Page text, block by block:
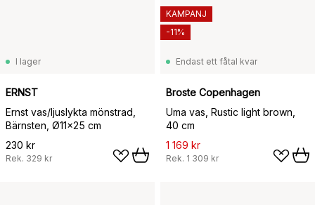
I lager
ERNST
Ernst vas/ljuslykta mönstrad,
Bärnsten, Ø11x25 cm
230 kr
Rek. 329 kr
Endast ett fåtal kvar
Broste Copenhagen
Uma vas, Rustic light brown,
40 cm
1 169 kr
Rek. 1 309 kr
KAMPANJ
-11%